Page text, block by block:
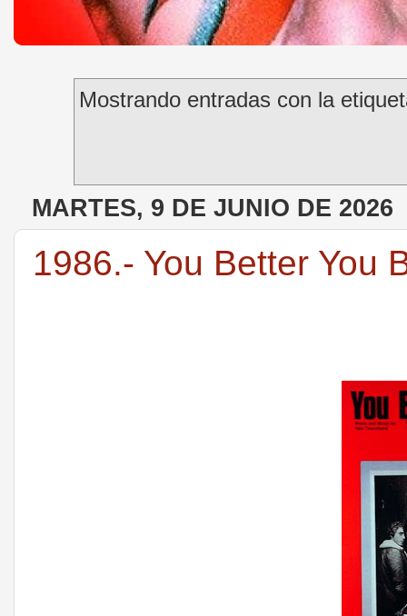
Mostrando entradas con la
MARTES, 9 DE JUNIO DE 2026
1986.- You Better You